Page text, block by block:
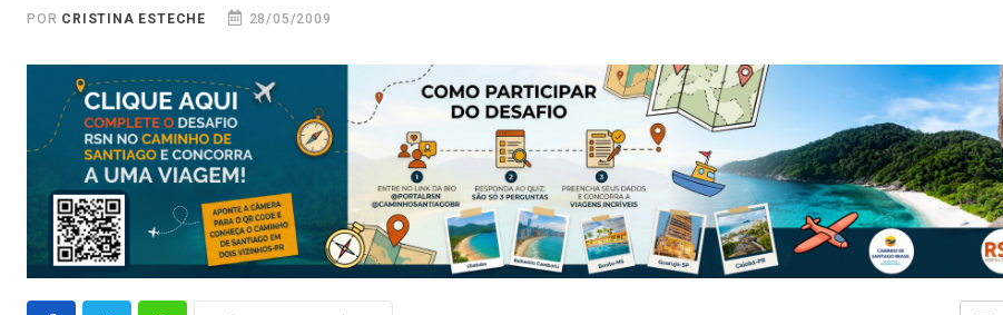
POR CRISTINA ESTECHE 28/05/2009